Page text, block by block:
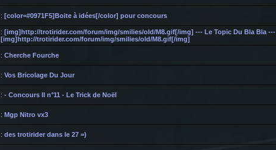
: [color=#0971F5]Boite à idées[/color] pour concours
: [img]http://trotirider.com/forum/img/smilies/old/M8.gif[/img] --- Le Topic Du Bla Bla ---
[img]http://trotirider.com/forum/img/smilies/old/M8.gif[/img]
: Cherche Fourche
: Vos Bricolage Du Jour
: - Concours II n°11 - Le Trick de Noël
: Mgp Nitro vx3
: des trotirider dans le 27 =)